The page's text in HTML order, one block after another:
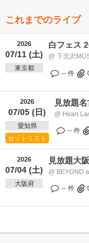
これまでのライブ
2026
07/11 (土)
東京都
白フェス
@ 下北沢
-- 件
2026
07/05 (日)
愛知県
セットリスト
見放題
@ Heart
-- 件
2026
07/04 (土)
大阪府
見放題大
@ BEYOND
-- 件